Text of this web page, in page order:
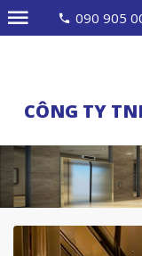
090 905
CÔNG TY